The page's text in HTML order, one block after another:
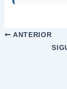
ANTERIOR